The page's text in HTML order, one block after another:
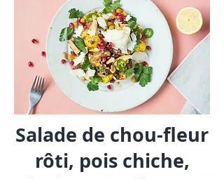
Salade de chou-fleur
rôti, pois chiche,